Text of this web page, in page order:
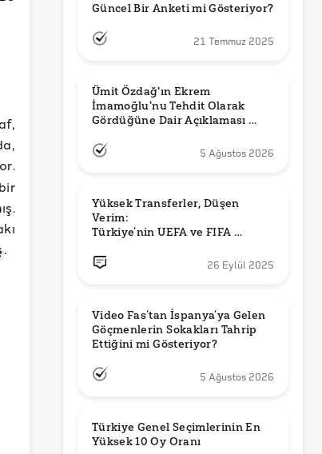
.
Güncel Bir Anketi mi Gösteriyor?
21 Temmuz 2025
Ümit Özdağ'ın Ekrem
İmamoğlu'nu Tehdit Olarak
Gördüğüne Dair Açıklaması
5 Ağustos 2026
Yüksek Transferler, Düşen
Verim:
Türkiye’nin UEFA ve FIFA
26 Eylül 2025
Video Fas’tan İspanya’ya Gelen
Göçmenlerin Sokakları Tahrip
Ettiğini mi Gösteriyor?
5 Ağustos 2026
Türkiye Genel Seçimlerinin En
Yüksek 10 Oy Oranı